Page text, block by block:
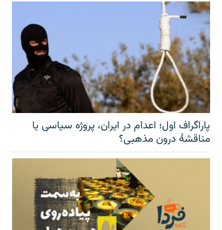
پاراگراف اول؛ اعدام در ایران، پروژه سیاسی یا
مناقشهٔ درون مذهبی؟